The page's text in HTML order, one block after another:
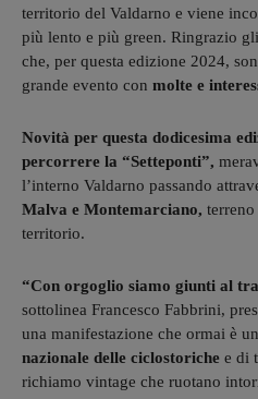
territorio del Valdarno e viene
più lento e più green. Ringrazio
che, per questa edizione 2024,
grande evento con molte e
Novità per questa dodicesima
percorrere la “Setteponti”,
l’interno Valdarno passando
Malva e Montemarciano,
territorio.
“Con orgoglio siamo giunti al
sottolinea Francesco Fabbrini,
una manifestazione che ormai è un
nazionale delle ciclostoriche e di
richiamo vintage che ruotano